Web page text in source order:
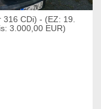
CDi) - (EZ: 19.
3.000,00 EUR)